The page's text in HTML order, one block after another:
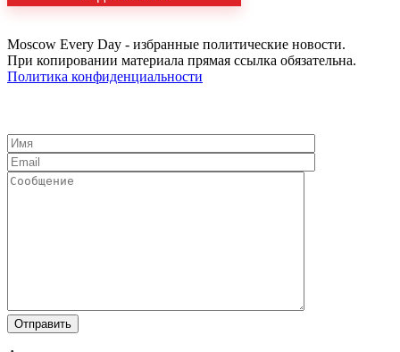
Moscow Every Day - избранные политические новости.
При копировании материала прямая ссылка обязательна.
Политика конфиденциальности